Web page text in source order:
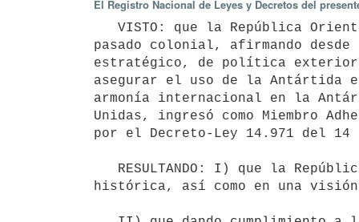
El Registro Nacional de Leyes y Decretos del
pasado colonial, afirmando
estratégico, de política exterior
asegurar el uso de la Antártida
armonía internacional en la
Unidas, ingresó como Miembro
por el Decreto-Ley 14.971 del 14
histórica, así como en una